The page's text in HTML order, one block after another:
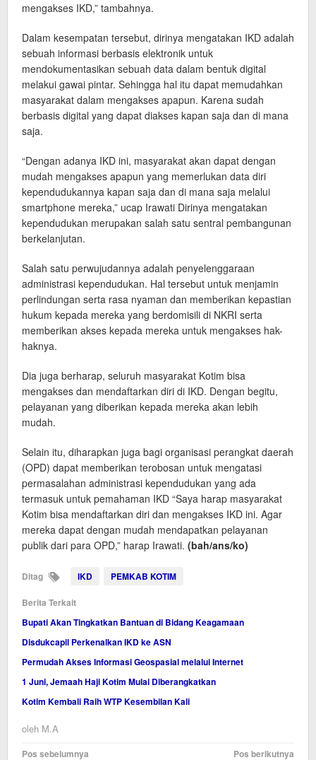
mengakses IKD,” tambahnya.
Dalam kesempatan tersebut, dirinya mengatakan IKD adalah
sebuah informasi berbasis elektronik untuk
mendokumentasikan sebuah data dalam bentuk digital
melakui gawai pintar. Sehingga hal itu dapat memudahkan
masyarakat dalam mengakses apapun. Karena sudah
berbasis digital yang dapat diakses kapan saja dan di mana
saja.
“Dengan adanya IKD ini, masyarakat akan dapat dengan
mudah mengakses apapun yang memerlukan data diri
kependudukannya kapan saja dan di mana saja melalui
smartphone mereka,” ucap Irawati Dirinya mengatakan
kependudukan merupakan salah satu sentral pembangunan
berkelanjutan.
Salah satu perwujudannya adalah penyelenggaraan
administrasi kependudukan. Hal tersebut untuk menjamin
perlindungan serta rasa nyaman dan memberikan kepastian
hukum kepada mereka yang berdomisili di NKRI serta
memberikan akses kepada mereka untuk mengakses hak-
haknya.
Dia juga berharap, seluruh masyarakat Kotim bisa
mengakses dan mendaftarkan diri di IKD. Dengan begitu,
pelayanan yang diberikan kepada mereka akan lebih
mudah.
Selain itu, diharapkan juga bagi organisasi perangkat daerah
(OPD) dapat memberikan terobosan untuk mengatasi
permasalahan administrasi kependudukan yang ada
termasuk untuk pemahaman IKD “Saya harap masyarakat
Kotim bisa mendaftarkan diri dan mengakses IKD ini. Agar
mereka dapat dengan mudah mendapatkan pelayanan
publik dari para OPD,” harap Irawati. (bah/ans/ko)
Ditag IKD PEMKAB KOTIM
Berita Terkait
Bupati Akan Tingkatkan Bantuan di Bidang Keagamaan
Disdukcapil Perkenalkan IKD ke ASN
Permudah Akses Informasi Geospasial melalui Internet
1 Juni, Jemaah Haji Kotim Mulai Diberangkatkan
Kotim Kembali Raih WTP Kesembilan Kali
oleh M.A
Navigasi
Pos sebelumnya Pos berikutnya